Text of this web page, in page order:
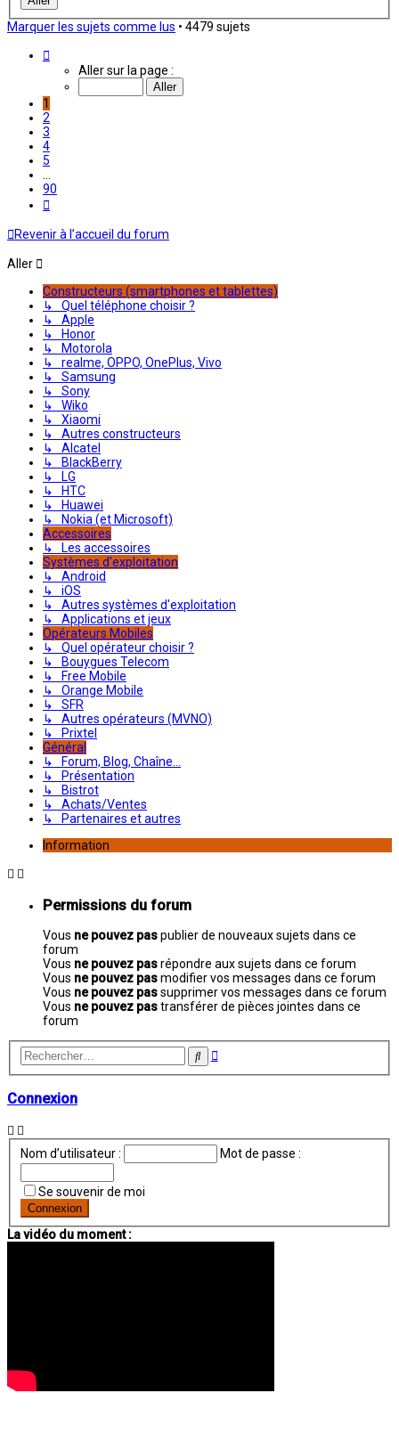
Marquer les sujets comme lus • 4479 sujets
90
Aller sur la page :
1
2
3
4
5
90
Revenir à l’accueil du forum
Aller
Constructeurs (smartphones et tablettes)
↳ Quel téléphone choisir ?
↳ Apple
↳ Honor
↳ Motorola
↳ realme, OPPO, OnePlus, Vivo
↳ Samsung
↳ Sony
↳ Wiko
↳ Xiaomi
↳ Autres constructeurs
↳ Alcatel
↳ BlackBerry
↳ LG
↳ HTC
↳ Huawei
↳ Nokia (et Microsoft)
Accessoires
↳ Les accessoires
Systèmes d'exploitation
↳ Android
↳ iOS
↳ Autres systèmes d'exploitation
↳ Applications et jeux
Opérateurs Mobiles
↳ Quel opérateur choisir ?
↳ Bouygues Telecom
↳ Free Mobile
↳ Orange Mobile
↳ SFR
↳ Autres opérateurs (MVNO)
↳ Prixtel
Général
↳ Forum, Blog, Chaîne...
↳ Présentation
↳ Bistrot
↳ Achats/Ventes
↳ Partenaires et autres
Information
Permissions du forum
Vous ne pouvez paspublier de nouveaux sujets dans ce
forum
Vous ne pouvez pasrépondre aux sujets dans ce forum
Vous ne pouvez pasmodifier vos messages dans ce forum
Vous ne pouvez passupprimer vos messages dans ce forum
Vous ne pouvez pastransférer de pièces jointes dans ce
forum
Rechercher
Recherche
Connexion
Nom d’utilisateur : Mot de passe :
Se souvenir de moi
La vidéo du moment :